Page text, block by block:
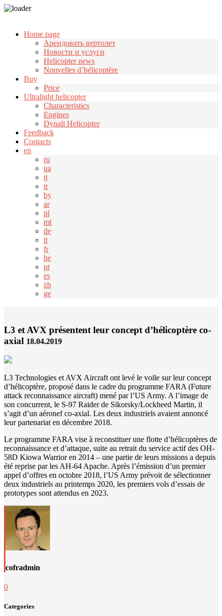
Home page
Арендовать вертолет
Новости и услуги
Helicopter news
Nouvelles d’hélicoptère
Buy
Price
Ultralight helicopter
Characteristics
Engines
Dynali Helicopter
Feedback
Contacts
en
ru
ua
tj
tr
by
ar
pl
mt
de
it
fr
he
pt
es
zh
ge
L3 et AVX présentent leur concept d’hélicoptère co-
axial 18.04.2019
L3 Technologies et AVX Aircraft ont levé le voile sur leur concept
d’hélicoptère, proposé dans le cadre du programme FARA (Future
attack reconnaissance aircraft) mené par l’US Army. A l’image de
son concurrent, le S-97 Raider de Sikorsky/Lockheed Martin, il
s’agit d’un aéronef co-axial. Les deux industriels avaient annoncé
leur partenariat en décembre 2018.
Le programme FARA vise à reconstituer une flotte d’hélicoptères de
reconnaissance et d’attaque, suite au retrait du service actif des OH-
58D Kiowa Warrior en 2014 – une partie de leurs missions a depuis
été reprise par les AH-64 Apache. Après l’émission d’un premier
appel d’offres en octobre 2018, l’US Army prévoit de sélectionner
deux industriels au printemps 2020, les premiers vols d’essais de
prototypes sont attendus en 2023.
cofradmin
0
Categories